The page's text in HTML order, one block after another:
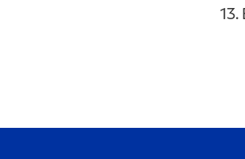
13.